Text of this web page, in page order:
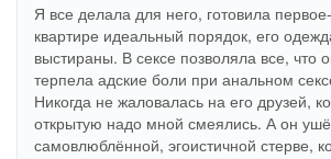
Я все делала для него, готовила
квартире идеальный порядок, его
выстираны. В сексе позволяла все, что
терпела адские боли при анальном
Никогда не жаловалась на его друзей,
открытую надо мной смеялись. А он
самовлюблённой, эгоистичной стерве,